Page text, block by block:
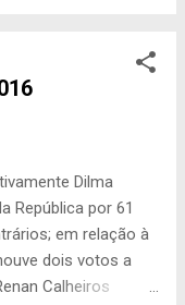
Dilma
República por 61
em relação à
dois votos a
Calheiros